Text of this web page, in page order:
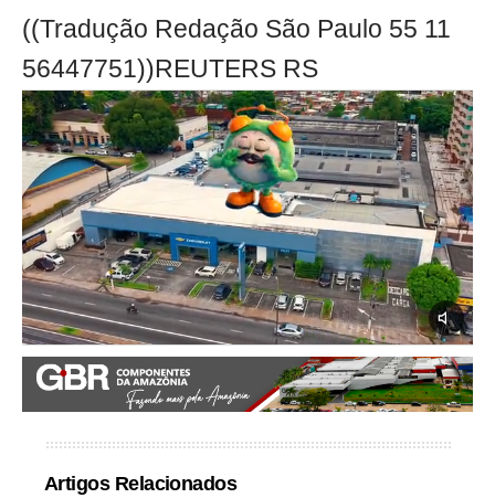
((Tradução Redação São Paulo 55 11
56447751))REUTERS RS
Artigos Relacionados